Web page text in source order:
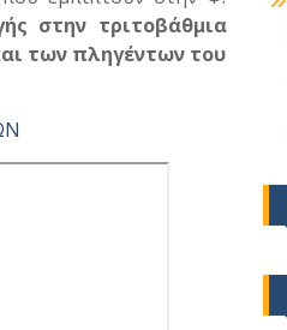
στην τριτοβάθμια
των πληγέντων του